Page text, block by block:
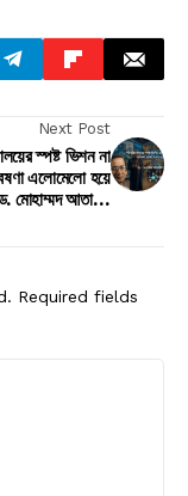
Next Post
স্পষ্ট ভিশন না
এলোমেলো হয়ে
মোহাম্মদ আতাউল
Required fields